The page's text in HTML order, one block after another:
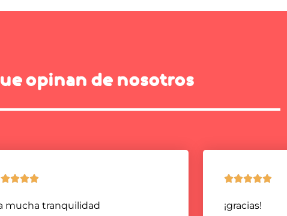
opinan de nosotros

mucha tranquilidad

¡gracias!